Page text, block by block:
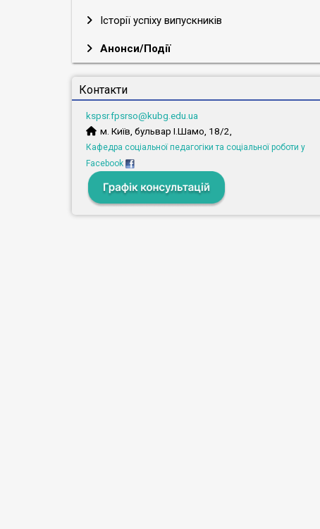
Історії успіху випускників
Анонси/Події
Контакти
kspsr.fpsrso@kubg.edu.ua
м. Київ, бульвар І.Шамо, 18/2,
Кафедра соціальної педагогіки та соціальної роботи у
Facebook